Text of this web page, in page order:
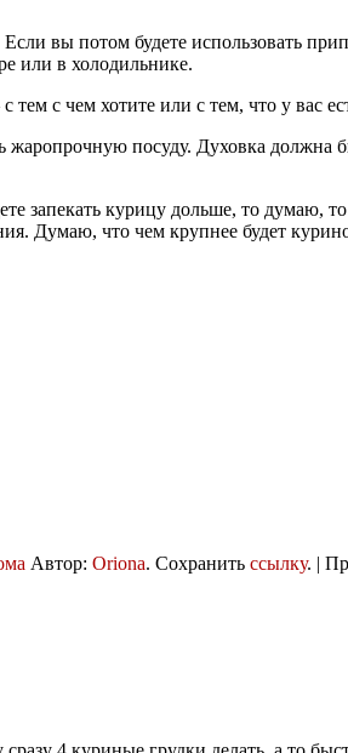
вы потом будете использовать
или в холодильнике.
с чем хотите или с тем, что у вас
посуду. Духовка должна
курицу дольше, то думаю, то
Думаю, что чем крупнее будет
Автор: Oriona. Сохранить ссылку. |